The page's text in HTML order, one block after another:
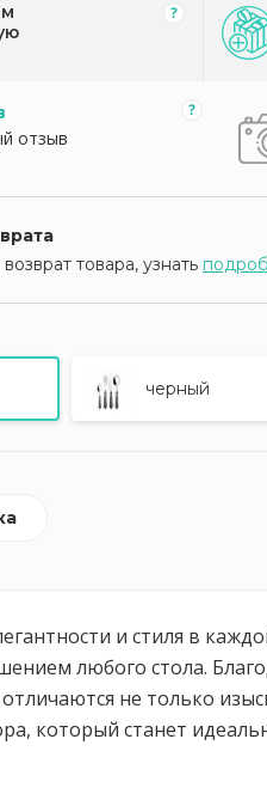
отзыв
товара, узнать
черный
и стиля в
любого стола.
не только
который станет